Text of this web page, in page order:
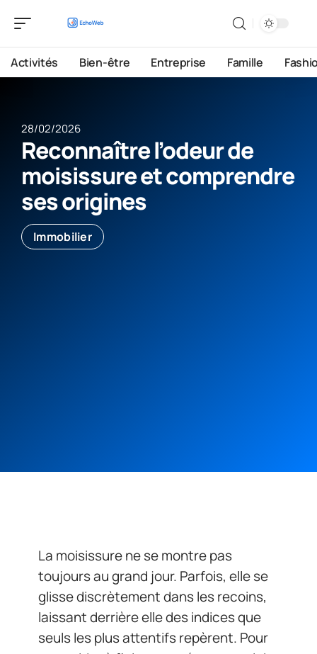
Activités Bien-être Entreprise Famille
28/02/2026
Reconnaître l’odeur de
moisissure et comprendre
ses origines
Immobilier
La moisissure ne se montre pas
toujours au grand jour. Parfois, elle se
glisse discrètement dans les recoins,
laissant derrière elle des indices que
seuls les plus attentifs repèrent. Pour